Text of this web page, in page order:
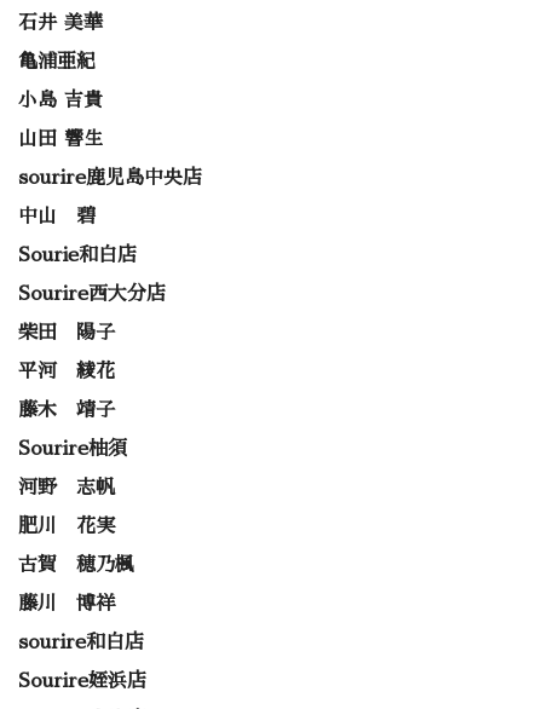
石井 美華
亀浦亜紀
小島 吉貴
山田 響生
sourire鹿児島中央店
中山 碧
Sourie和白店
Sourire西大分店
柴田 陽子
平河 綾花
藤木 靖子
Sourire柚須
河野 志帆
肥川 花実
古賀 穂乃楓
藤川 博祥
sourire和白店
Sourire姪浜店